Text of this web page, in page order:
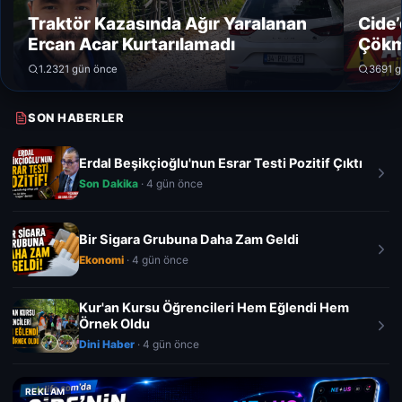
Traktör Kazasında Ağır Yaralanan
Ercan Acar Kurtarılamadı
1.2321 gün önce 3691
SON HABERLER
Erdal Beşikçioğlu'nun Esrar Testi Pozitif Çıktı
Son Dakika · 4 gün önce
Bir Sigara Grubuna Daha Zam Geldi
Ekonomi · 4 gün önce
Kur'an Kursu Öğrencileri Hem Eğlendi Hem
Örnek Oldu
Dini Haber · 4 gün önce
REKLAM